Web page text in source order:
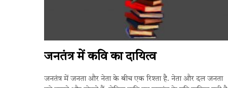
जनतंत्र में कवि का दायित्व
जनतंत्र में जनता और नेता के बीच एक रिश्ता है. नेता और दल जनता